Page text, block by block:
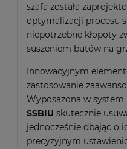
szafa została
optymalizacji procesu
niepotrzebne kłopoty
suszeniem butów na
Innowacyjnym
zastosowanie
Wyposażona w
SSBIU skutecznie
jednocześnie dbając o
precyzyjnym